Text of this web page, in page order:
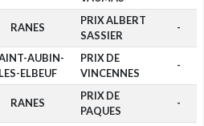
RANES
PRIX ALBERT
SASSIER
-
AUBIN-
LES-ELBEUF
PRIX DE
VINCENNES
-
RANES
PRIX DE
PAQUES
-